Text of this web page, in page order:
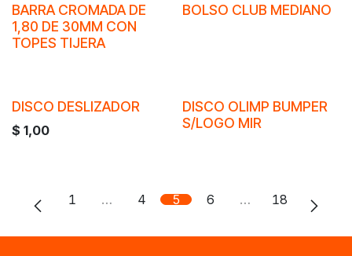
BARRA CROMADA DE
1,80 DE 30MM CON
TOPES TIJERA
BOLSO CLUB MEDIANO
DISCO DESLIZADOR
$ 1,00
DISCO OLIMP BUMPER
S/LOGO MIR
1 … 4 5 6 … 18